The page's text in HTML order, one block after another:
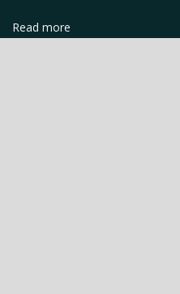
Read more